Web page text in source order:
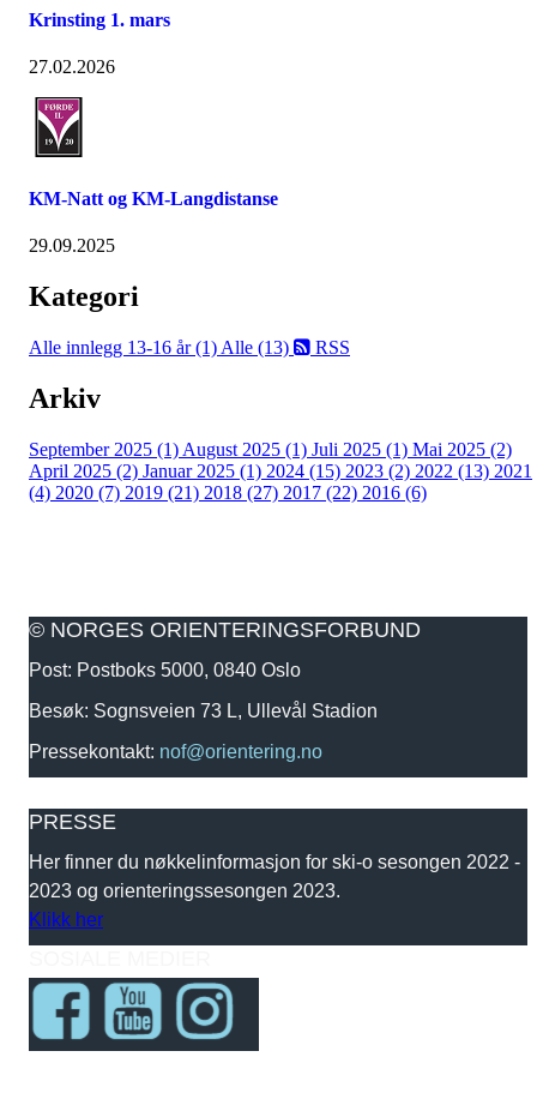
Krinsting 1. mars
27.02.2026
KM-Natt og KM-Langdistanse
29.09.2025
Kategori
Alle innlegg 13-16 år (1) Alle (13) RSS
Arkiv
September 2025 (1) August 2025 (1) Juli 2025 (1) Mai 2025 (2)
April 2025 (2) Januar 2025 (1) 2024 (15) 2023 (2) 2022 (13) 2021
(4) 2020 (7) 2019 (21) 2018 (27) 2017 (22) 2016 (6)
© NORGES ORIENTERINGSFORBUND
Post: Postboks 5000, 0840 Oslo
Besøk: Sognsveien 73 L, Ullevål Stadion
Pressekontakt: nof@orientering.no
PRESSE
Her finner du nøkkelinformasjon for ski-o sesongen 2022 -
2023 og orienteringssesongen 2023.
Klikk her